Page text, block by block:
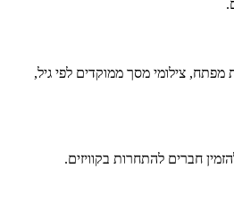
צילומי מסך ממוקדים לפי גיל,
חברים להתחרות בקוויזים.